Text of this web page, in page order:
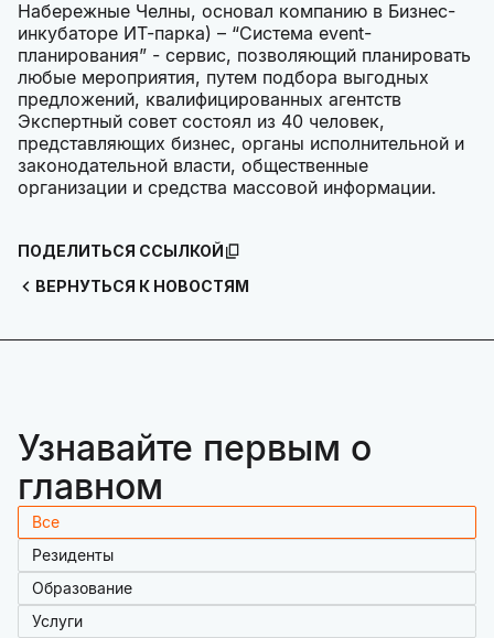
Набережные Челны, основал компанию в Бизнес-
инкубаторе ИТ-парка) – “Система event-
планирования” - сервис, позволяющий планировать
любые мероприятия, путем подбора выгодных
предложений, квалифицированных агентств
Экспертный совет состоял из 40 человек,
представляющих бизнес, органы исполнительной и
законодательной власти, общественные
организации и средства массовой информации.
ВЕРНУТЬСЯ К НОВОСТЯМ
ПОДЕЛИТЬСЯ ССЫЛКОЙ
Узнавайте первым о
главном
Все
Резиденты
Образование
Услуги